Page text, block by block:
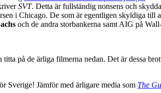
SVT. Detta är fullständig nonsens och
i Chicago. De som är egentligen skyldiga
och de andra storbankerna samt AIG på
titta på de ärliga filmerna nedan. Det är dessa
Sverige! Jämför med ärligare media som The